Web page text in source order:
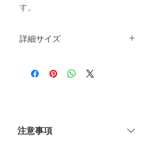
す。
詳細サイズ
カップ
注意事項